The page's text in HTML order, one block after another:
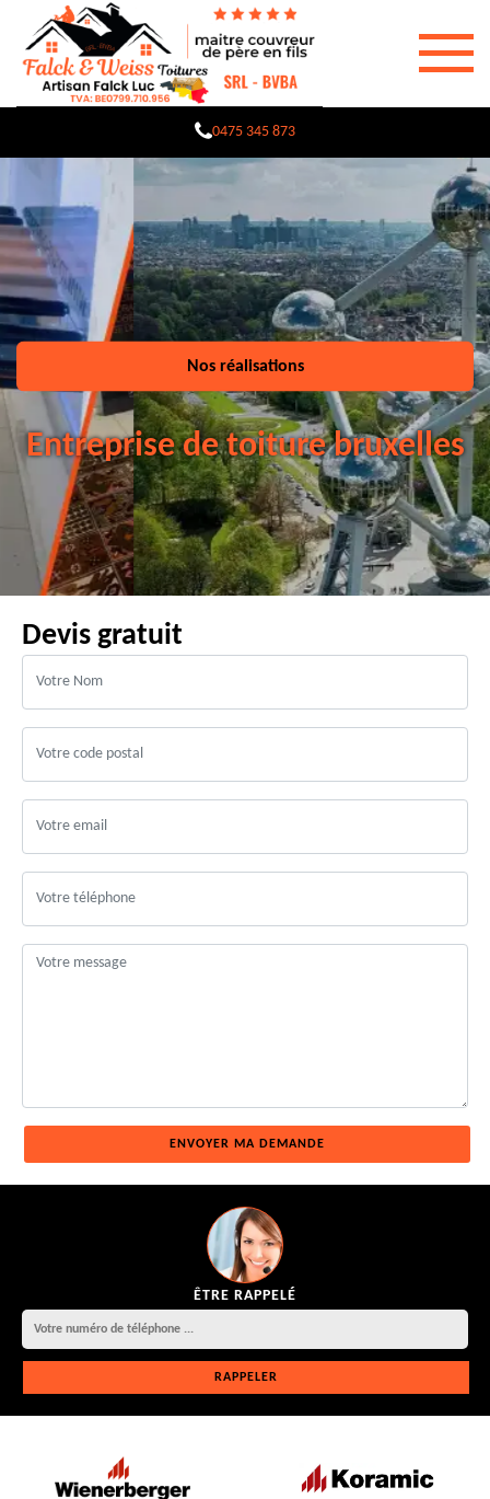
0475 345 873
Nos réalisations
Entreprise de toiture bruxelles
Devis gratuit
ÊTRE RAPPELÉ